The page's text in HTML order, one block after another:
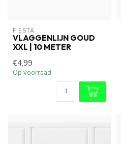
FIESTA
VLAGGENLIJN GOUD
XXL | 10 METER
€4,99
Op voorraad